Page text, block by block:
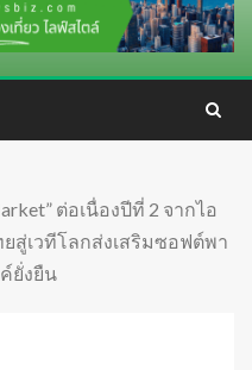
ต่อเนื่องปีที่ 2 จากไอ
สู่เวทีโลกส่งเสริมซอฟต์พา
ยั่งยืน